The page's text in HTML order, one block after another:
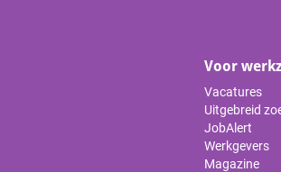
Voor
Vacatures
Uitgebreid
JobAlert
Werkgevers
Magazine